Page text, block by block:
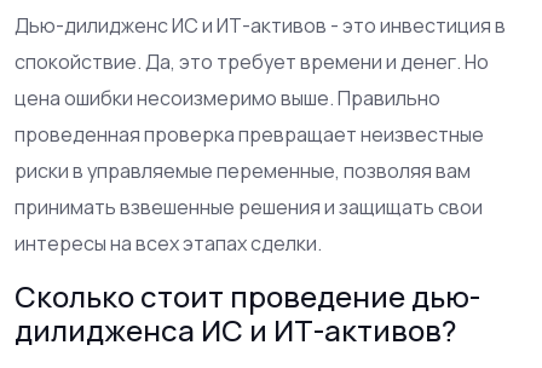
Дью-дилидженс ИС и ИТ-активов - это инвестиция в
спокойствие. Да, это требует времени и денег. Но
цена ошибки несоизмеримо выше. Правильно
проведенная проверка превращает неизвестные
риски в управляемые переменные, позволяя вам
принимать взвешенные решения и защищать свои
интересы на всех этапах сделки.
Сколько стоит проведение дью-
дилидженса ИС и ИТ-активов?